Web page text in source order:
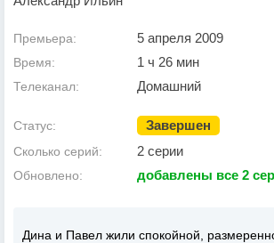
Премьера: 5 апреля 2009
Время: 1 ч 26 мин
Телеканал: Домашний
Статус: Завершен
Сколько серий: 2 серии
Обновлено: добавлены все 2
Дина и Павел жили спокойной,